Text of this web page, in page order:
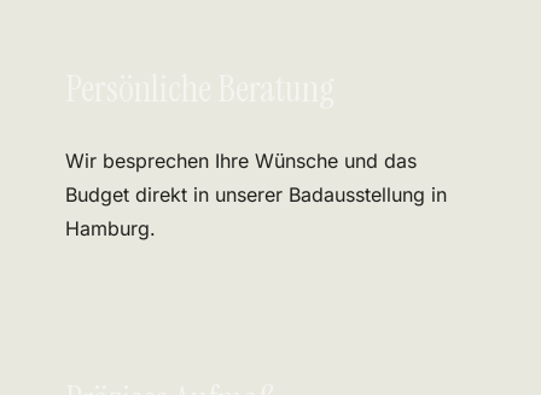
Wir besprechen Ihre Wünsche und das
Budget direkt in unserer Badausstellung in
Hamburg.